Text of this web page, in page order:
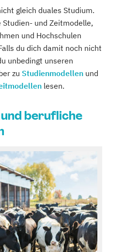
gleich duales Studium.
Studien- und Zeitmodelle,
und Hochschulen
du dich damit noch nicht
unbedingt unseren
zu Studienmodellen und
lesen.
berufliche